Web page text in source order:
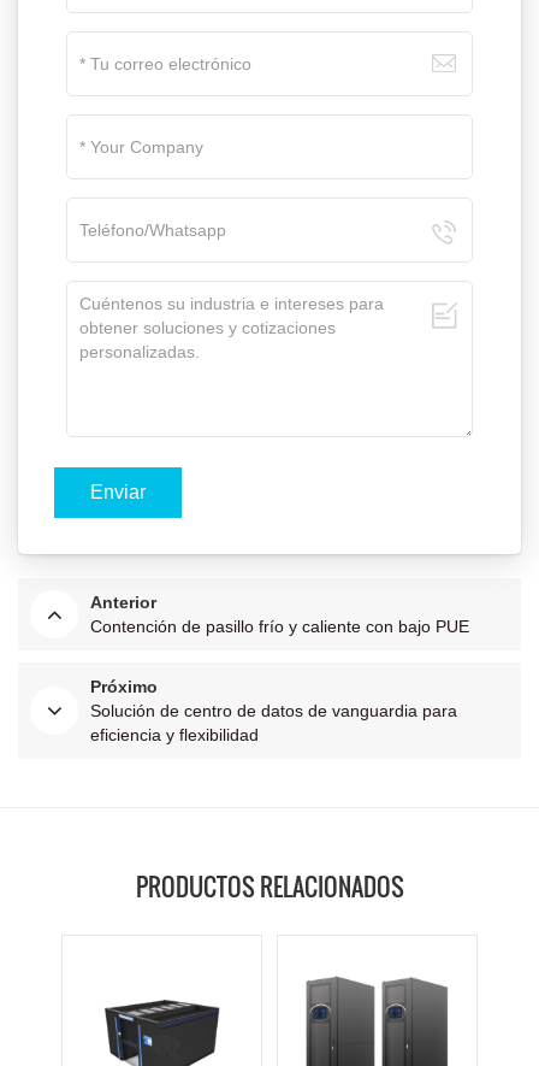
Anterior
Contención de pasillo frío y caliente con bajo PUE
Próximo
Solución de centro de datos de vanguardia para
eficiencia y flexibilidad
PRODUCTOS RELACIONADOS